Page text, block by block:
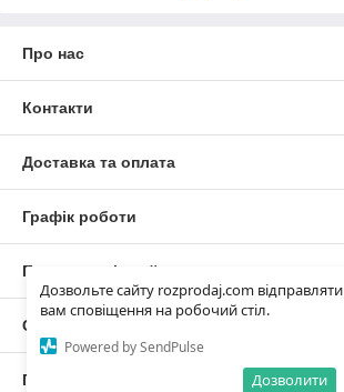
Дозвольте сайту rozprodaj.com відправляти
вам сповіщення на робочий стіл.
Powered by SendPulse
Дозволити
Про нас
Контакти
Доставка та оплата
Графік роботи
Повна версія сайту
Сайт створено на маркетплейсі
Політика конфіденційності